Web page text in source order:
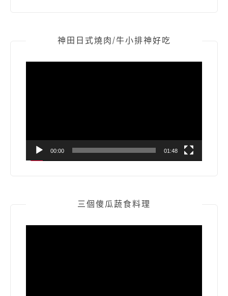
神田日式燒肉/牛小排神好吃
00:00 01:48
三個傻瓜蔬食料理